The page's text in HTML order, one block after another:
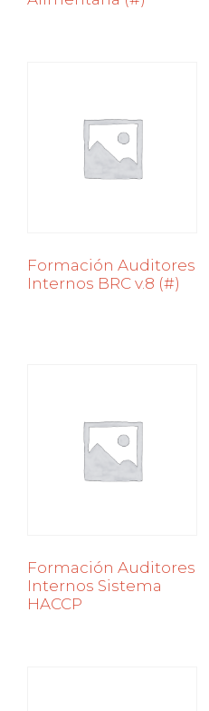
Formación Auditores
Internos BRC v.8 (#)
Formación Auditores
Internos Sistema
HACCP